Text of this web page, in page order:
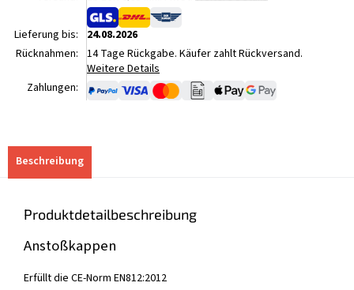
Lieferung bis:
24.08.2026
Rücknahmen: 14 Tage Rückgabe. Käufer zahlt Rückversand.
Weitere Details
Zahlungen:
Beschreibung
Produktdetailbeschreibung
Anstoßkappen
Erfüllt die CE-Norm EN812:2012